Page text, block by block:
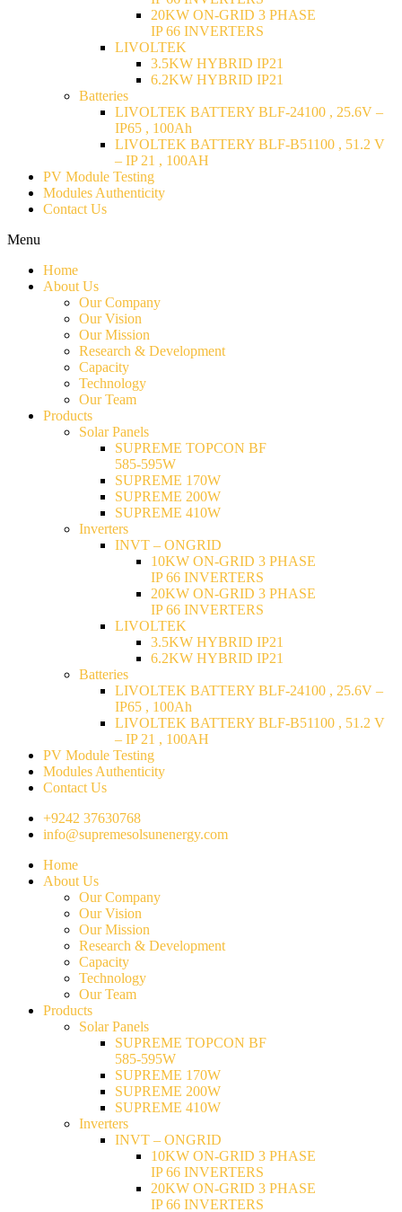
20KW ON-GRID 3 PHASE
IP 66 INVERTERS
LIVOLTEK
3.5KW HYBRID IP21
6.2KW HYBRID IP21
Batteries
LIVOLTEK BATTERY BLF-24100 , 25.6V –
IP65 , 100Ah
LIVOLTEK BATTERY BLF-B51100 , 51.2 V
– IP 21 , 100AH
PV Module Testing
Modules Authenticity
Contact Us
Menu
Home
About Us
Our Company
Our Vision
Our Mission
Research & Development
Capacity
Technology
Our Team
Products
Solar Panels
SUPREME TOPCON BF
585-595W
SUPREME 170W
SUPREME 200W
SUPREME 410W
Inverters
INVT – ONGRID
10KW ON-GRID 3 PHASE
IP 66 INVERTERS
20KW ON-GRID 3 PHASE
IP 66 INVERTERS
LIVOLTEK
3.5KW HYBRID IP21
6.2KW HYBRID IP21
Batteries
LIVOLTEK BATTERY BLF-24100 , 25.6V –
IP65 , 100Ah
LIVOLTEK BATTERY BLF-B51100 , 51.2 V
– IP 21 , 100AH
PV Module Testing
Modules Authenticity
Contact Us
+9242 37630768
info@supremesolsunenergy.com
Home
About Us
Our Company
Our Vision
Our Mission
Research & Development
Capacity
Technology
Our Team
Products
Solar Panels
SUPREME TOPCON BF
585-595W
SUPREME 170W
SUPREME 200W
SUPREME 410W
Inverters
INVT – ONGRID
10KW ON-GRID 3 PHASE
IP 66 INVERTERS
20KW ON-GRID 3 PHASE
IP 66 INVERTERS